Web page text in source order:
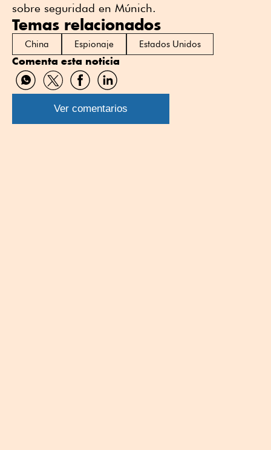
sobre seguridad en Múnich.
Temas relacionados
China Espionaje Estados Unidos
Comenta esta noticia
Compartir
por
WhatsApp
Compartir
por
Twitter
Compartir
por
Facebook
Compartir
por
Linkedin
Ver comentarios